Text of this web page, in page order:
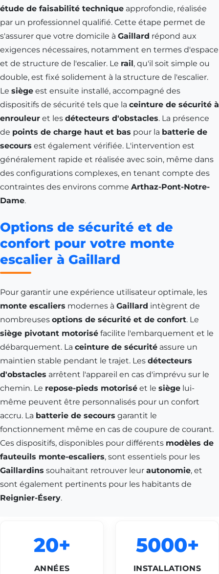
étude de faisabilité technique approfondie, réalisée
par un professionnel qualifié. Cette étape permet de
s'assurer que votre domicile à Gaillard répond aux
exigences nécessaires, notamment en termes d'espace
et de structure de l'escalier. Le rail, qu'il soit simple ou
double, est fixé solidement à la structure de l'escalier.
Le siège est ensuite installé, accompagné des
dispositifs de sécurité tels que la ceinture de sécurité à
enrouleur et les détecteurs d'obstacles. La présence
de points de charge haut et bas pour la batterie de
secours est également vérifiée. L'intervention est
généralement rapide et réalisée avec soin, même dans
des configurations complexes, en tenant compte des
contraintes des environs comme Arthaz-Pont-Notre-
Dame.
Options de sécurité et de
confort pour votre monte
escalier à Gaillard
Pour garantir une expérience utilisateur optimale, les
monte escaliers modernes à Gaillard intègrent de
nombreuses options de sécurité et de confort. Le
siège pivotant motorisé facilite l'embarquement et le
débarquement. La ceinture de sécurité assure un
maintien stable pendant le trajet. Les détecteurs
d'obstacles arrêtent l'appareil en cas d'imprévu sur le
chemin. Le repose-pieds motorisé et le siège lui-
même peuvent être personnalisés pour un confort
accru. La batterie de secours garantit le
fonctionnement même en cas de coupure de courant.
Ces dispositifs, disponibles pour différents modèles de
fauteuils monte-escaliers, sont essentiels pour les
Gaillardins souhaitant retrouver leur autonomie, et
sont également pertinents pour les habitants de
Reignier-Ésery.
20+
ANNÉES
5000+
INSTALLATIONS